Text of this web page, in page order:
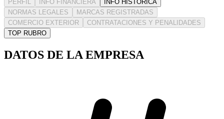
PERFIL INFO FINANCIERA
INFO HISTORICA
NORMAS LEGALES
MARCAS REGISTRADAS
COMERCIO EXTERIOR
CONTRATACIONES Y PENALIDADES
TOP RUBRO
DATOS DE LA EMPRESA